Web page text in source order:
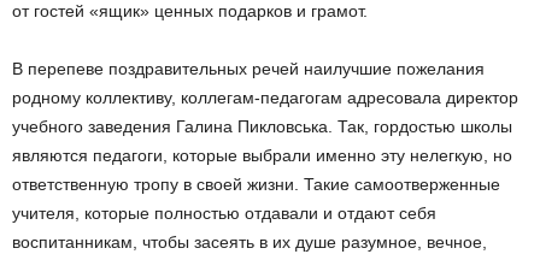
от гостей «ящик» ценных подарков и грамот.
В перепеве поздравительных речей наилучшие пожелания
родному коллективу, коллегам-педагогам адресовала директор
учебного заведения Галина Пикловська. Так, гордостью школы
являются педагоги, которые выбрали именно эту нелегкую, но
ответственную тропу в своей жизни. Такие самоотверженные
учителя, которые полностью отдавали и отдают себя
воспитанникам, чтобы засеять в их душе разумное, вечное,